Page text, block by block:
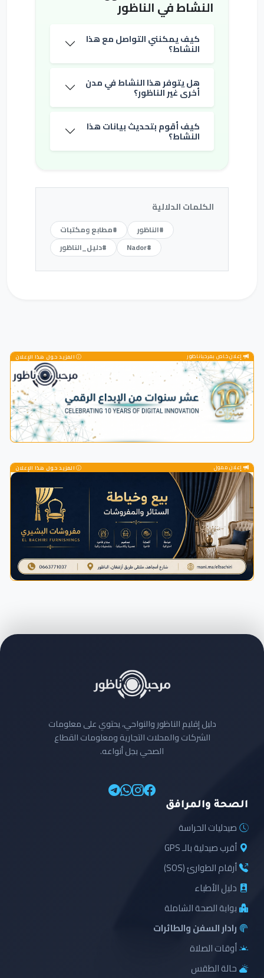
النشاط في الناظور
كيف يمكنني التواصل مع هذا
النشاط؟
هل يتوفر هذا النشاط في مدن
أخرى غير الناظور؟
كيف أقوم بتحديث بيانات هذا
النشاط؟
الكلمات الدلالية
#الناظور
#مطابع ومكتبات
#Nador
#دليل_الناظور
إعلان خاص بمرحباناظور المزيد حول هذا الإعلان
إعلان ممول المزيد حول هذا الإعلان
دليل إقليم الناظور والنواحي، يحتوي على معلومات
الشركات والمحلات التجارية ومعلومات القطاع
الصحي بجل أنواعه.
الصحة والمرافق
صيدليات الحراسة
أقرب صيدلية بالـ GPS
أرقام الطوارئ (SOS)
دليل الأطباء
بوابة الصحة الشاملة
رادار السفن والطائرات
أوقات الصلاة
حالة الطقس